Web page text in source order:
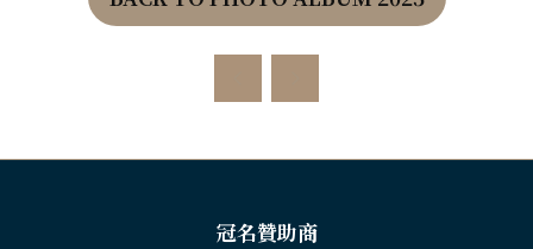
(OPENS
NEW
冠名贊助商